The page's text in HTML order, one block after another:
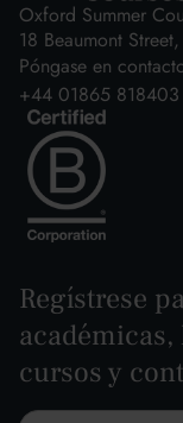
Oxford Summer
18 Beaumont
Póngase en
+44 01865 818403
Regístrese
cursos y